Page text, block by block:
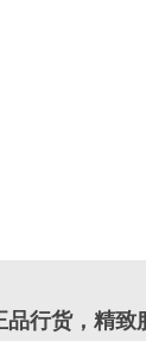
品行货，精致